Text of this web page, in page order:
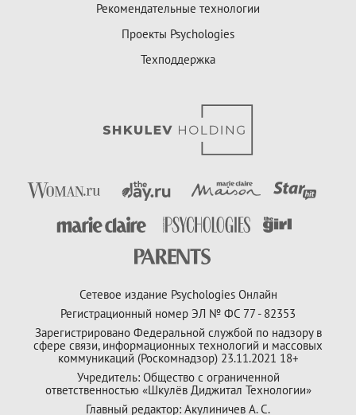
Рекомендательные технологии
Проекты Psychologies
Техподдержка
Сетевое издание Psychologies Онлайн
Регистрационный номер ЭЛ № ФС 77 - 82353
Зарегистрировано Федеральной службой по надзору в
сфере связи, информационных технологий и массовых
коммуникаций (Роскомнадзор) 23.11.2021 18+
Учредитель: Общество с ограниченной
ответственностью «Шкулёв Диджитал Технологии»
Главный редактор: Акулиничев А. С.